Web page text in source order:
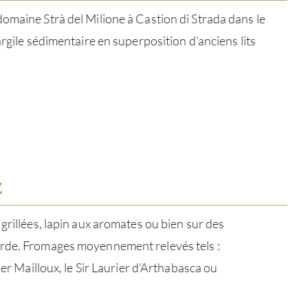
À
Strà del Milione à Castion di Strada dans le
sédimentaire en superposition d’anciens lits
lapin aux aromates ou bien sur des
Fromages moyennement relevés tels :
Mailloux, le Sir Laurier d’Arthabasca ou